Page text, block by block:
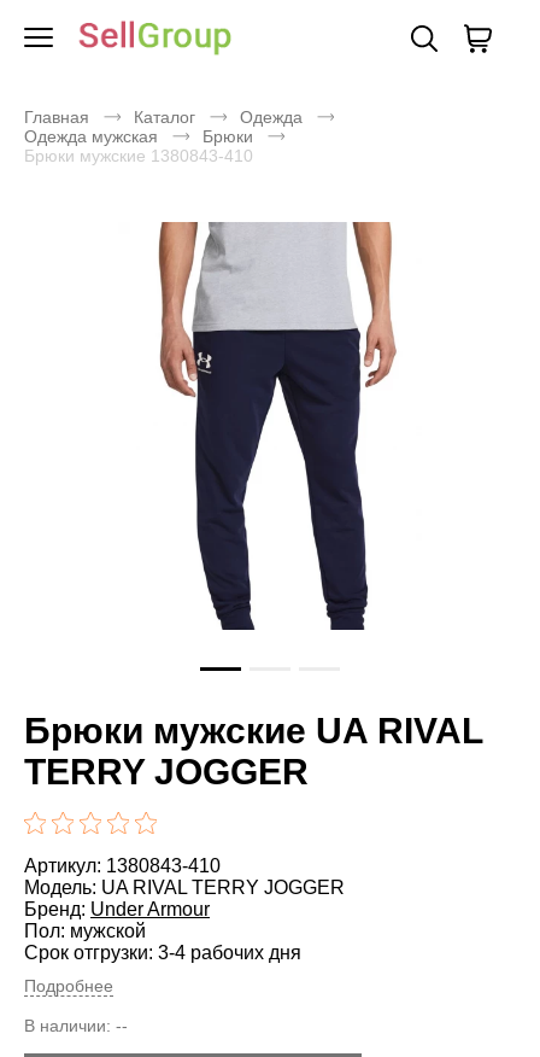
Главная Каталог
Одежда
Одежда мужская
Брюки
Брюки мужские 1380843-410
Брюки мужские UA RIVAL
TERRY JOGGER
Артикул: 1380843-410
Модель: UA RIVAL TERRY JOGGER
Бренд: Under Armour
Пол: мужской
Срок отгрузки: 3-4 рабочих дня
Подробнее
В наличии: --